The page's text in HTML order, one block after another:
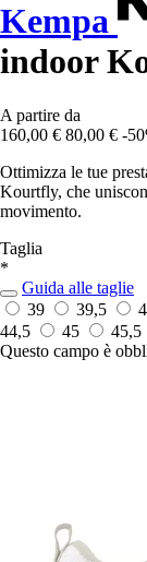
Kempa
indoor
A partire da
160,00 € 80,00 € -
Ottimizza le tue
Kourtfly, che
movimento.
Taglia
*
Guida alle taglie
39
39,5
44,5
45 45,5
Questo campo è